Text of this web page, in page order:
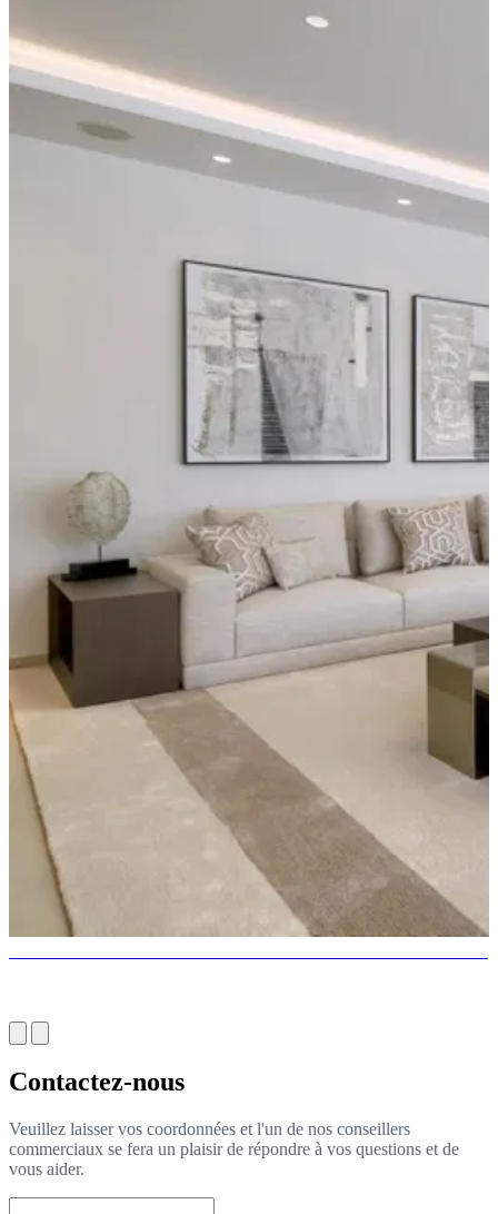
Contactez-nous
Veuillez laisser vos coordonnées et l'un de nos conseillers
commerciaux se fera un plaisir de répondre à vos questions et de
vous aider.